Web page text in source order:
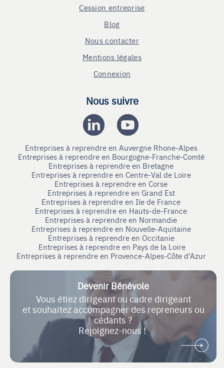
Cession entreprise
Blog
Nous contacter
Mentions légales
Connexion
Nous suivre
Entreprises à reprendre en Auvergne Rhone-Alpes
Entreprises à reprendre en Bourgogne-Franche-Comté
Entreprises à reprendre en Bretagne
Entreprises à reprendre en Centre-Val de Loire
Entreprises à reprendre en Corse
Entreprises à reprendre en Grand Est
Entreprises à reprendre en Ile de France
Entreprises à reprendre en Hauts-de-France
Entreprises à reprendre en Normandie
Entreprises à reprendre en Nouvelle-Aquitaine
Entreprises à reprendre en Occitanie
Entreprises à reprendre en Pays de la Loire
Entreprises à reprendre en Provence-Alpes-Côte d'Azur
Devenir Bénévole
Vous étiez dirigeant ou cadre dirigeant
et souhaitez accompagner des repreneurs ou
cédants ?
Rejoignez-nous !